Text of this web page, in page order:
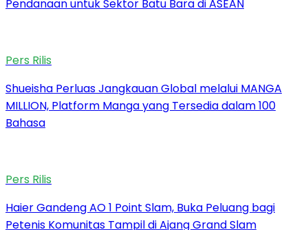
Pendanaan untuk Sektor Batu Bara di ASEAN
Pers Rilis
Shueisha Perluas Jangkauan Global melalui MANGA
MILLION, Platform Manga yang Tersedia dalam 100
Bahasa
Pers Rilis
Haier Gandeng AO 1 Point Slam, Buka Peluang bagi
Petenis Komunitas Tampil di Ajang Grand Slam